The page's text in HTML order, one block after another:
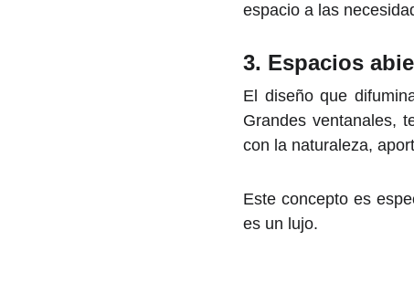
espacio a las
3. Espacios
El diseño que
Grandes ventanales,
con la naturaleza,
Este concepto es
es un lujo.